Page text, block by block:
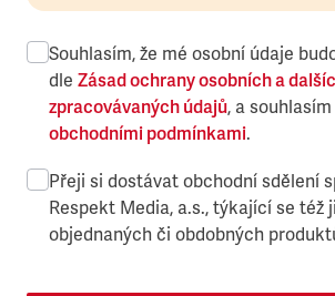
Souhlasím, že mé osobní údaje
dle Zásad ochrany osobních a
zpracovávaných údajů, a souhlasím
obchodními podmínkami.
Přeji si dostávat obchodní sdělení
Respekt Media, a.s., týkající se též
objednaných či obdobných